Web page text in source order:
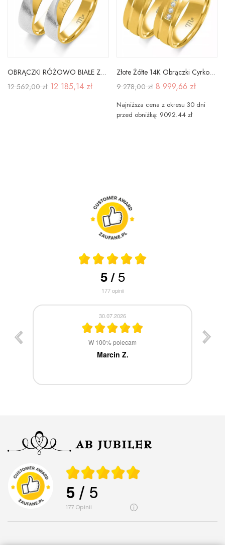
OBRĄCZKI RÓŻOWO BIAŁE ZŁOTO PÓŁOKRĄGŁE PRÓBA 585
12 562,00 zł 12 185,14 zł
Złote Żółte 14K Obrączki Cyrkonia 7mm Półokrągłe
9 278,00 zł 8 999,66 zł
Najniższa cena z okresu 30 dni
przed obniżką: 9092.44 zł
5/5
177opinii
30.07.2026
W 100% polecam
Marcin Z.
5 / 5
177 opinii